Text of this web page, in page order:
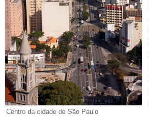
Centro da cidade de São Paulo